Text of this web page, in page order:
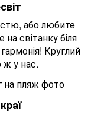
або любите
світанку біля
Круглий
ж у нас.